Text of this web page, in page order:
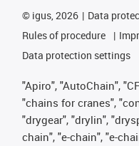
© igus, 2026 Data
Rules of procedure
Data protection settings
"Apiro", "AutoChain",
"chains for cranes",
"drygear", "drylin",
chain", "e-chain", "e-